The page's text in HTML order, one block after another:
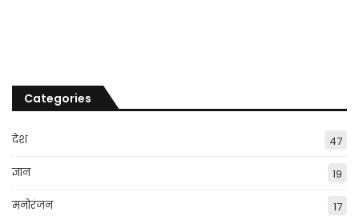
Categories
देश 47
ज्ञान 19
मनोरंजन 17